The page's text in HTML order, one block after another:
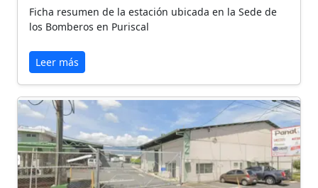
Ficha resumen de la estación ubicada en la Sede de
los Bomberos en Puriscal
Leer más